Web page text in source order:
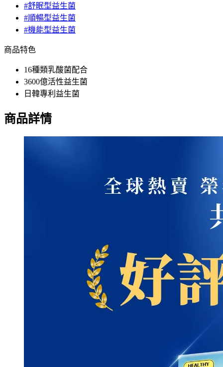
#舒眠型益生菌
#順暢型益生菌
#機能型益生菌
商品特色
16種類乳酸菌配合
3600億活性益生菌
日韓專利益生菌
商品詳情